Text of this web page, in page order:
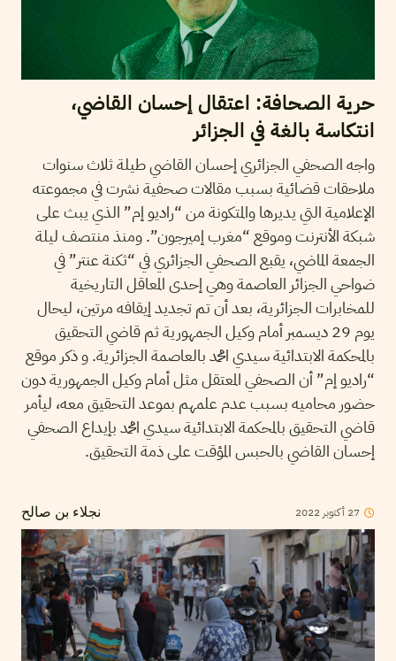
حرية الصحافة: اعتقال إحسان القاضي،
انتكاسة بالغة في الجزائر
واجه الصحفي الجزائري إحسان القاضي طيلة ثلاث سنوات
ملاحقات قضائية بسبب مقالات صحفية نشرت في مجموعته
الإعلامية التي يديرها والمتكونة من “راديو إم” الذي يبث على
شبكة الأنترنت وموقع “مغرب إميرجون”. ومنذ منتصف ليلة
الجمعة الماضي، يقبع الصحفي الجزائري في “ثكنة عنتر” في
ضواحي الجزائر العاصمة وهي إحدى المعاقل التاريخية
للمخابرات الجزائرية، بعد أن تم تجديد إيقافه مرتين، ليحال
يوم 29 ديسمبر أمام وكيل الجمهورية ثم قاضي التحقيق
بالمحكمة الابتدائية سيدي امحمد بالعاصمة الجزائرية. و ذكر موقع
“راديو إم” أن الصحفي المعتقل مثل أمام وكيل الجمهورية دون
حضور محاميه بسبب عدم علمهم بموعد التحقيق معه، ليأمر
قاضي التحقيق بالمحكمة الابتدائية سيدي امحمد بإيداع الصحفي
إحسان القاضي بالحبس المؤقت على ذمة التحقيق.
نجلاء بن صالح 27 أكتوبر 2022